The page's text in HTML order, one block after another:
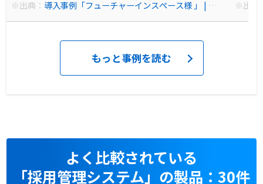
※出典： 導入事例「フューチャーインスペース様 」 | 採用
一括かんりくん
※出典
りくん
もっと事例を読む
よく比較されている
「採用管理システム」の製品：30件